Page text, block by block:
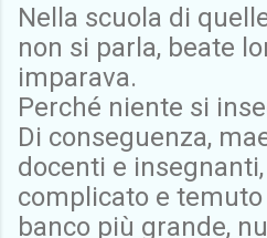
Nella scuola di
non si parla, beate
imparava.
Perché niente si
Di conseguenza,
docenti e
complicato e
banco più grande,